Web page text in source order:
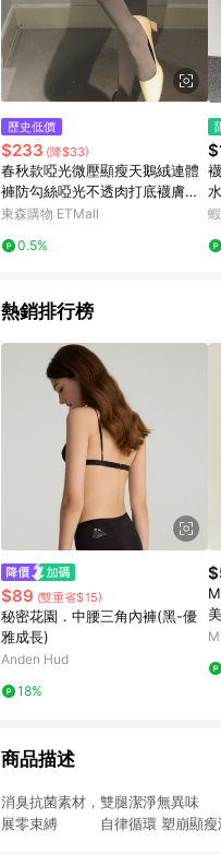
歷史低價
$233 (降$33)
春秋款啞光微壓顯瘦天鵝絨連體
褲防勾絲啞光不透肉打底襪膚色
絲襪
東森購物 ETMall
0.5%
熱銷排行榜
$89 (雙重省$15)
秘密花園．中腰三角內褲(黑-優
雅成長)
Anden Hud
18%
商品描述
消臭抗菌素材，雙腿潔淨無
展零束縛 自律循環 塑崩顯瘦